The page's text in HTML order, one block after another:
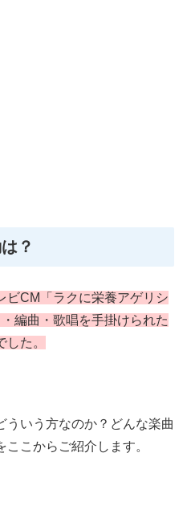
？
ビCM「ラクに栄養アゲリシ
編曲・ 歌唱を手掛けられた
した。
ういう方なのか？どんな楽曲
こからご紹介します。